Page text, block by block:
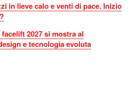
in lieve calo e venti di pace. Inizio
2027 si mostra al
e tecnologia evoluta